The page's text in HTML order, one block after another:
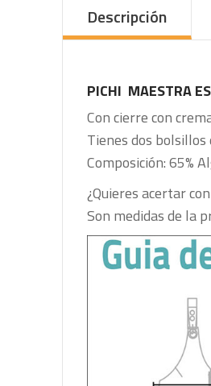
Descripción
PICHI MAESTRA
Con cierre con
Tienes dos bolsillos
Composición:65%
¿Quieres acertar
Son medidas de la